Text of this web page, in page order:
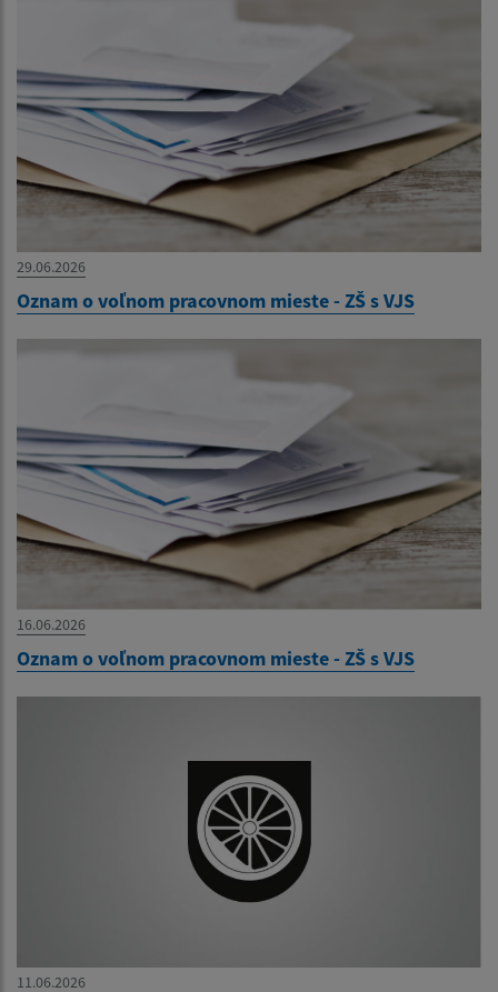
29.06.2026
Oznam o voľnom pracovnom mieste - ZŠ s VJS
16.06.2026
Oznam o voľnom pracovnom mieste - ZŠ s VJS
11.06.2026